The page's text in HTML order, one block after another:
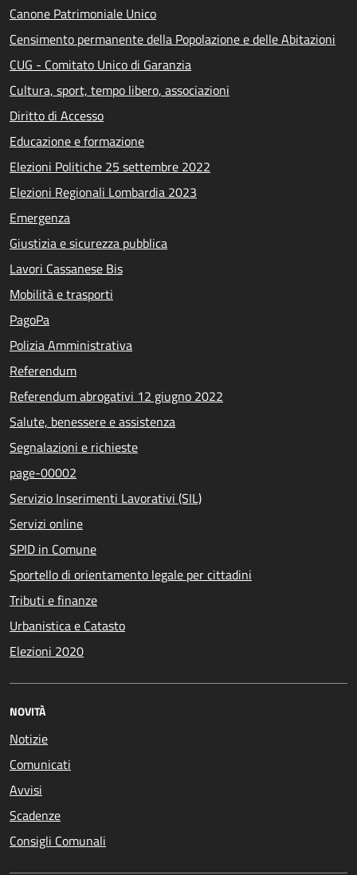
Canone Patrimoniale Unico
Censimento permanente della Popolazione e delle Abitazioni
CUG - Comitato Unico di Garanzia
Cultura, sport, tempo libero, associazioni
Diritto di Accesso
Educazione e formazione
Elezioni Politiche 25 settembre 2022
Elezioni Regionali Lombardia 2023
Emergenza
Giustizia e sicurezza pubblica
Lavori Cassanese Bis
Mobilità e trasporti
PagoPa
Polizia Amministrativa
Referendum
Referendum abrogativi 12 giugno 2022
Salute, benessere e assistenza
Segnalazioni e richieste
page-00002
Servizio Inserimenti Lavorativi (SIL)
Servizi online
SPID in Comune
Sportello di orientamento legale per cittadini
Tributi e finanze
Urbanistica e Catasto
Elezioni 2020
NOVITÀ
Notizie
Comunicati
Avvisi
Scadenze
Consigli Comunali